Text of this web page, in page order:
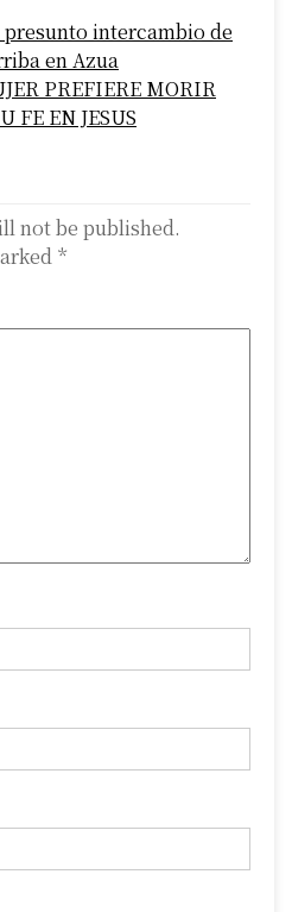
intercambio de
en Azua
PREFIERE MORIR
FE EN JESUS
not be published.
*